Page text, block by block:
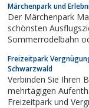
Märchenpark und
Der Märchenpark
schönsten
Sommerrodelbahn
Freizeitpark
Schwarzwald
Verbinden Sie Ihren
mehrtägigen Aufenthalt im
Freizeitpark und